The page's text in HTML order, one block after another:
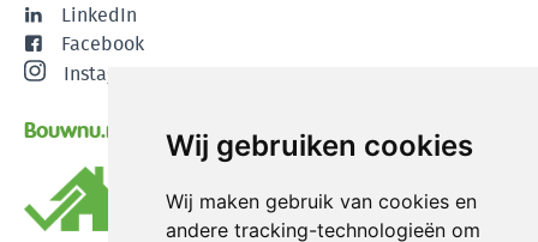
Wij gebruiken cookies
Wij maken gebruik van cookies en
andere tracking-technologieën om
LinkedIn
Facebook
Instagram
Bouwnu.nl